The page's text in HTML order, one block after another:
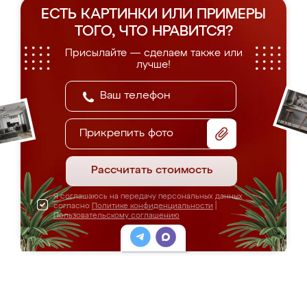
ЕСТЬ КАРТИНКИ ИЛИ ПРИМЕРЫ
ТОГО, ЧТО НРАВИТСЯ?
Присылайте — сделаем также или
лучше!
Прикрепить фото
Рассчитать стоимость
Я соглашаюсь на передачу персональных данных
согласно Политике конфиденциальности
Пользовательскому соглашению